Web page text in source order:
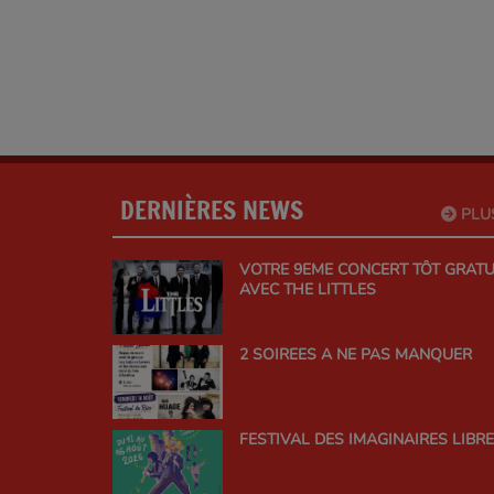
DERNIÈRES NEWS
VOTRE 9EME CONCERT TÔT
AVEC THE LITTLES
2 SOIREES A NE PAS MANQUER
FESTIVAL DES IMAGINAIRES